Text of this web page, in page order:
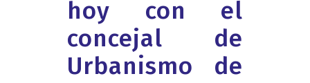
hoy con el
concejal de
Urbanismo de